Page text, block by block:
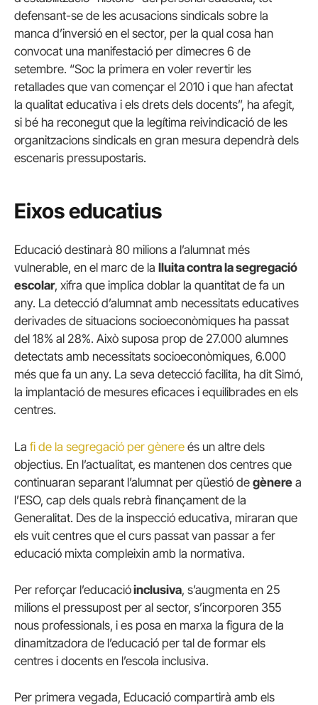
defensant-se de les acusacions sindicals sobre la
manca d’inversió en el sector, per la qual cosa han
convocat una manifestació per dimecres 6 de
setembre. “Soc la primera en voler revertir les
retallades que van començar el 2010 i que han afectat
la qualitat educativa i els drets dels docents”, ha afegit,
si bé ha reconegut que la legítima reivindicació de les
organitzacions sindicals en gran mesura dependrà dels
escenaris pressupostaris.
Eixos educatius
Educació destinarà 80 milions a l’alumnat més
vulnerable, en el marc de la lluita contra la segregació
escolar, xifra que implica doblar la quantitat de fa un
any. La detecció d’alumnat amb necessitats educatives
derivades de situacions socioeconòmiques ha passat
del 18% al 28%. Això suposa prop de 27.000 alumnes
detectats amb necessitats socioeconòmiques, 6.000
més que fa un any. La seva detecció facilita, ha dit Simó,
la implantació de mesures eficaces i equilibrades en els
centres.
La fi de la segregació per gènere és un altre dels
objectius. En l’actualitat, es mantenen dos centres que
continuaran separant l’alumnat per qüestió de gènere a
l’ESO, cap dels quals rebrà finançament de la
Generalitat. Des de la inspecció educativa, miraran que
els vuit centres que el curs passat van passar a fer
educació mixta compleixin amb la normativa.
Per reforçar l’educacióinclusiva, s’augmenta en 25
milions el pressupost per al sector, s’incorporen 355
nous professionals, i es posa en marxa la figura de la
dinamitzadora de l’educació per tal de formar els
centres i docents en l’escola inclusiva.
Per primera vegada, Educació compartirà amb els